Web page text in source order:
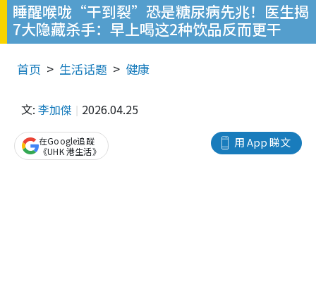
睡醒喉咙“干到裂”恐是糖尿病先兆！医生揭
7大隐藏杀手：早上喝这2种饮品反而更干
首页 生活话题 健康
文: 李加傑 2026.04.25
用 App 睇文
在Google追蹤
《UHK 港生活》